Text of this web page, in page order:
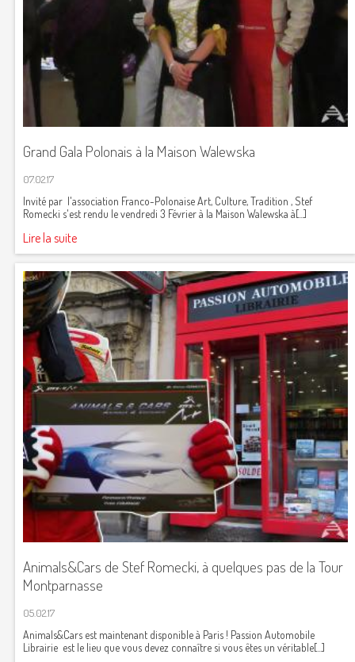
Grand Gala Polonais à la Maison Walewska
07.02.17
Invité par l'association Franco-Polonaise Art, Culture, Tradition , Stef
Romecki s'est rendu le vendredi 3 Février à la Maison Walewska à[...]
Lire la suite
Animals&Cars de Stef Romecki, à quelques pas de la Tour
Montparnasse
05.02.17
Animals&Cars est maintenant disponible à Paris ! Passion Automobile
Librairie est le lieu que vous devez connaître si vous êtes un véritable[...]